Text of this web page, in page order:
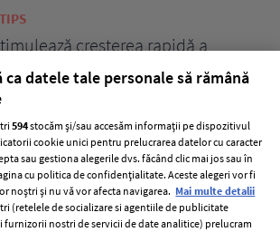
creșterea rapidă a
ca datele tale personale să rămână
594stocăm și/sau accesăm informații pe dispozitivul
cookie unici pentru prelucrarea datelor cu caracter
sau gestiona alegerile dvs. făcând clic mai jos sau în
cu politica de confidențialitate. Aceste alegeri vor fi
noștri și nu vă vor afecta navigarea. Mai multe detalii
(retelele de socializare si agentiile de publicitate
furnizorii nostri de servicii de date analitice) prelucram